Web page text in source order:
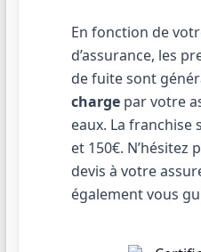
En fonction de
d’assurance, les
de fuite sont
chargepar votre
eaux. La franchise
et 150€. N’hésitez
devis à votre
également vous